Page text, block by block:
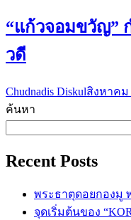
“แก้วจอมขวัญ”
วดี
Chudnadis Diskulสิงหาคม
ค้นหา
Recent Posts
พระธาตุดอยกองมู
จุดเริ่มต้นของ